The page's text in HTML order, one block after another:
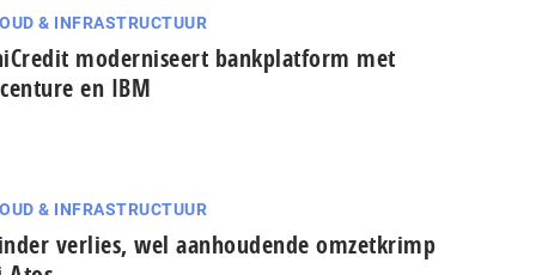
& INFRASTRUCTUUR
moderniseert bankplatform met
en IBM
& INFRASTRUCTUUR
verlies, wel aanhoudende omzetkrimp